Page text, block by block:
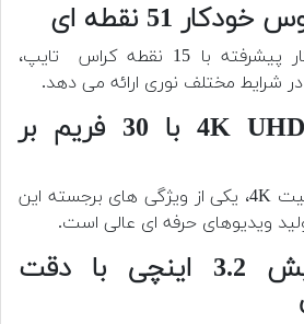
سیستم فوکوس خودکار پیشرفته با 15 نقطه کراس تایپ،
شرایط مختلف نوری ارائه می دهد.
4. فیلمبرداری 4K UHD با 30 فریم بر
امکان فیلمبرداری با کیفیت 4K، یکی از ویژگی های برجسته این
ویدیوهای حرفه ای عالی است.
5. صفحه نمایش 3.2 اینچی با دقت